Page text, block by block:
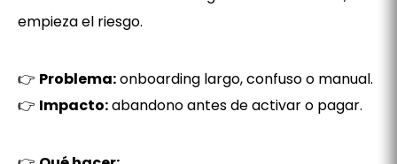
empieza el riesgo.
👉 Problema:onboarding largo, confuso o manual.
👉 Impacto:abandono antes de activar o pagar.